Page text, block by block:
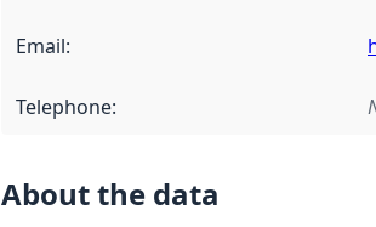
Email:
Telephone:
About the data